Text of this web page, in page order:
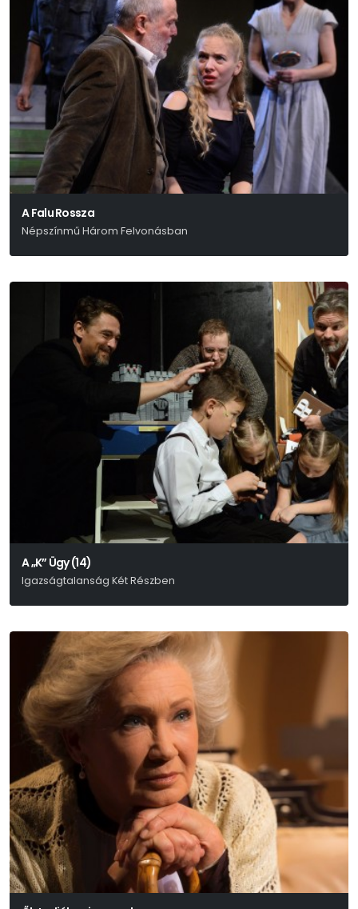
A Falu Rossza
Népszínmű Három Felvonásban
A „K” Ügy (14)
Igazságtalanság Két Részben